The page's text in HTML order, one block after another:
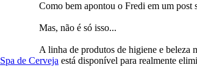
Como bem apontou o Fredi em um post
Mas, não é só isso...
A linha de produtos de higiene e beleza
Spa de Cerveja está disponível para realmente